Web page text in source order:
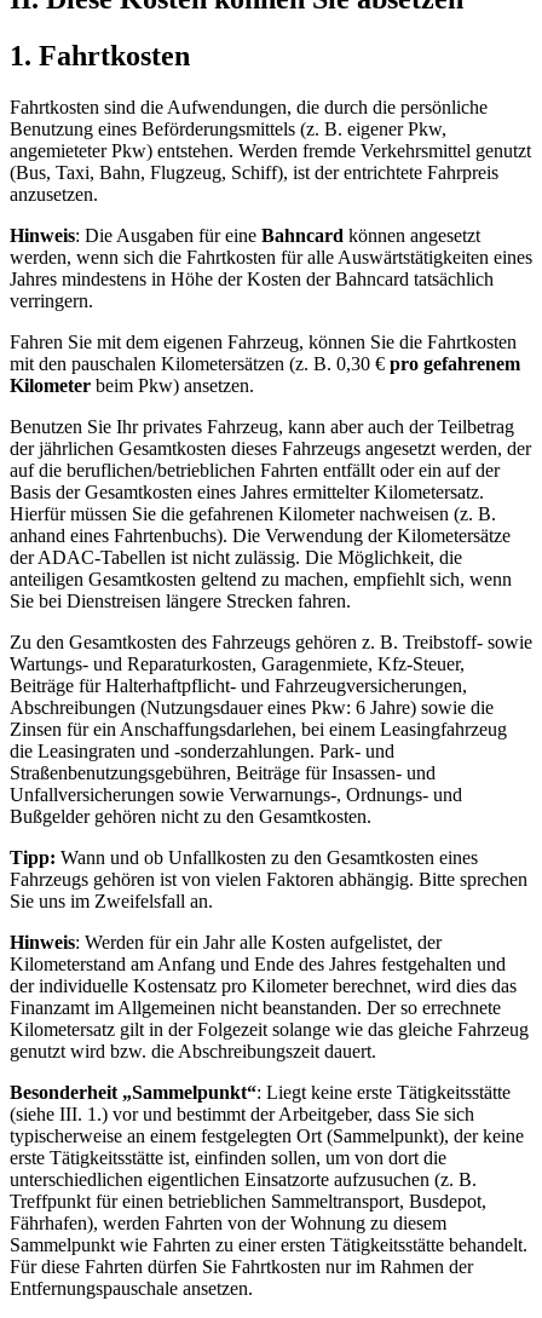
1. Fahrtkosten
Fahrtkosten sind die Aufwendungen, die durch die persönliche
Benutzung eines Beförderungsmittels (z. B. eigener Pkw,
angemieteter Pkw) entstehen. Werden fremde Verkehrsmittel genutzt
(Bus, Taxi, Bahn, Flugzeug, Schiff), ist der entrichtete Fahrpreis
anzusetzen.
Hinweis: Die Ausgaben für eine Bahncard können angesetzt
werden, wenn sich die Fahrtkosten für alle Auswärtstätigkeiten eines
Jahres mindestens in Höhe der Kosten der Bahncard tatsächlich
verringern.
Fahren Sie mit dem eigenen Fahrzeug, können Sie die Fahrtkosten
mit den pauschalen Kilometersätzen (z. B. 0,30 € pro gefahrenem
Kilometer beim Pkw) ansetzen.
Benutzen Sie Ihr privates Fahrzeug, kann aber auch der Teilbetrag
der jährlichen Gesamtkosten dieses Fahrzeugs angesetzt werden, der
auf die beruflichen/betrieblichen Fahrten entfällt oder ein auf der
Basis der Gesamtkosten eines Jahres ermittelter Kilometersatz.
Hierfür müssen Sie die gefahrenen Kilometer nachweisen (z. B.
anhand eines Fahrtenbuchs). Die Verwendung der Kilometersätze
der ADAC-Tabellen ist nicht zulässig. Die Möglichkeit, die
anteiligen Gesamtkosten geltend zu machen, empfiehlt sich, wenn
Sie bei Dienstreisen längere Strecken fahren.
Zu den Gesamtkosten des Fahrzeugs gehören z. B. Treibstoff- sowie
Wartungs- und Reparaturkosten, Garagenmiete, Kfz-Steuer,
Beiträge für Halterhaftpflicht- und Fahrzeugversicherungen,
Abschreibungen (Nutzungsdauer eines Pkw: 6 Jahre) sowie die
Zinsen für ein Anschaffungsdarlehen, bei einem Leasingfahrzeug
die Leasingraten und -sonderzahlungen. Park- und
Straßenbenutzungsgebühren, Beiträge für Insassen- und
Unfallversicherungen sowie Verwarnungs-, Ordnungs- und
Bußgelder gehören nicht zu den Gesamtkosten.
Tipp: Wann und ob Unfallkosten zu den Gesamtkosten eines
Fahrzeugs gehören ist von vielen Faktoren abhängig. Bitte sprechen
Sie uns im Zweifelsfall an.
Hinweis: Werden für ein Jahr alle Kosten aufgelistet, der
Kilometerstand am Anfang und Ende des Jahres festgehalten und
der individuelle Kostensatz pro Kilometer berechnet, wird dies das
Finanzamt im Allgemeinen nicht beanstanden. Der so errechnete
Kilometersatz gilt in der Folgezeit solange wie das gleiche Fahrzeug
genutzt wird bzw. die Abschreibungszeit dauert.
Besonderheit „Sammelpunkt“: Liegt keine erste Tätigkeitsstätte
(siehe III. 1.) vor und bestimmt der Arbeitgeber, dass Sie sich
typischerweise an einem festgelegten Ort (Sammelpunkt), der keine
erste Tätigkeitsstätte ist, einfinden sollen, um von dort die
unterschiedlichen eigentlichen Einsatzorte aufzusuchen (z. B.
Treffpunkt für einen betrieblichen Sammeltransport, Busdepot,
Fährhafen), werden Fahrten von der Wohnung zu diesem
Sammelpunkt wie Fahrten zu einer ersten Tätigkeitsstätte behandelt.
Für diese Fahrten dürfen Sie Fahrtkosten nur im Rahmen der
Entfernungspauschale ansetzen.